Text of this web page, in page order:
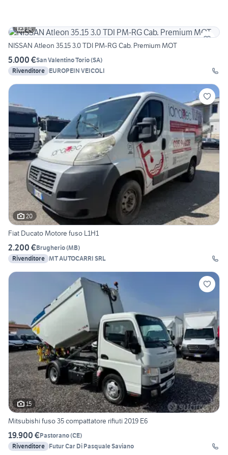
14
NISSAN Atleon 35.15 3.0 TDI PM-RG Cab. Premium MOT
5.000 €San Valentino Torio(SA)
Rivenditore EUROPEIN VEICOLI
20
Fiat Ducato Motore fuso L1H1
2.200 €Brugherio(MB)
Rivenditore MT AUTOCARRI SRL
15
Mitsubishi fuso 35 compattatore rifiuti 2019 E6
19.900 €Pastorano(CE)
Rivenditore Futur Car Di Pasquale Saviano